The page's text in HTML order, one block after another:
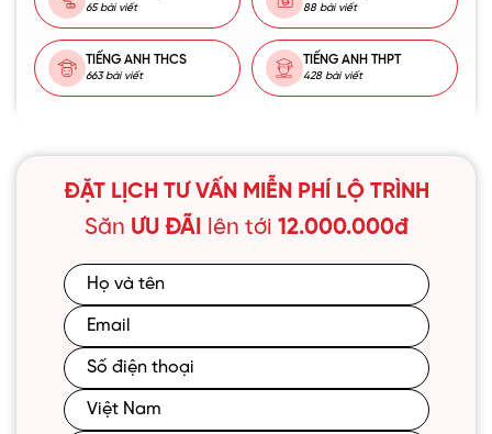
65 bài viết 88 bài viết
TIẾNG ANH THCS
663 bài viết
TIẾNG ANH THPT
428 bài viết
ĐẶT LỊCH TƯ VẤN MIỄN PHÍ LỘ TRÌNH
Săn ƯU ĐÃI lên tới 12.000.000đ